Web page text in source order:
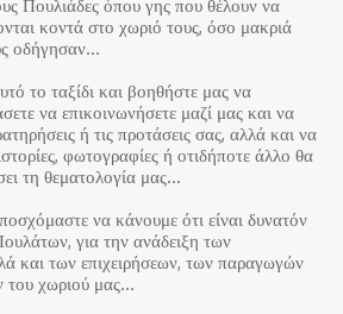
Πουλιάδες όπου γης που θέλουν να
κοντά στο χωριό τους, όσο μακριά
οδήγησαν…
το ταξίδι και βοηθήστε μας να
να επικοινωνήσετε μαζί μας και να
ή τις προτάσεις σας, αλλά και να
φωτογραφίες ή οτιδήποτε άλλο θα
τη θεματολογία μας…
να κάνουμε ότι είναι δυνατόν
για την ανάδειξη των
και των επιχειρήσεων, των παραγωγών
του χωριού μας…